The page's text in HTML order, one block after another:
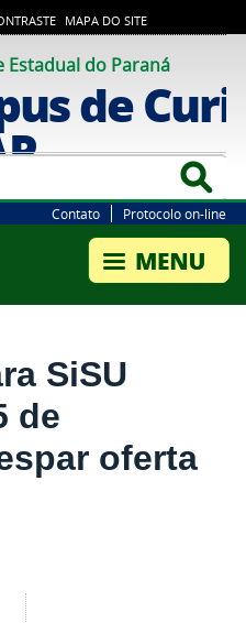
MAPA DO SITE
Estadual do Paraná
de
Contato Protocolo on-line
SiSU
de
oferta